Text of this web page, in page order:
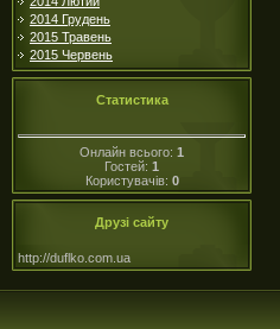
2014 Грудень
2015 Травень
2015 Червень
Статистика
Онлайн всього: 1
Гостей: 1
Користувачів: 0
Друзі сайту
http://duflko.com.ua